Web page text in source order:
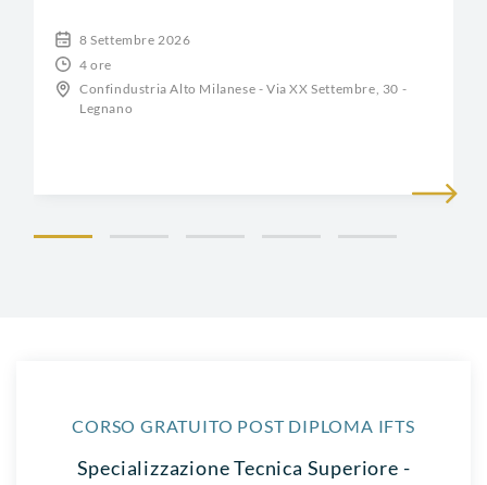
8 Settembre 2026
4 ore
Confindustria Alto Milanese - Via XX Settembre, 30 -
Legnano
CORSO GRATUITO POST DIPLOMA IFTS
Specializzazione Tecnica Superiore -